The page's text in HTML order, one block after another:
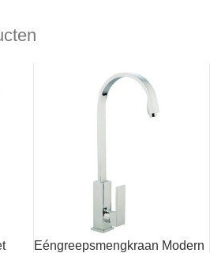
Eéngreepsmengkraan Modern